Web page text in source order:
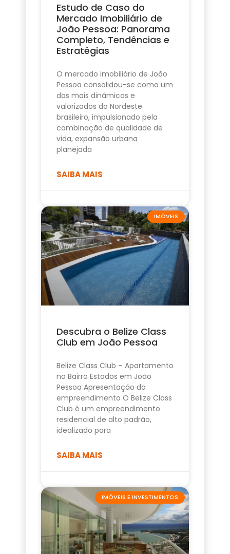
Estudo de Caso do
Mercado Imobiliário de
João Pessoa: Panorama
Completo, Tendências e
Estratégias
O mercado imobiliário de João
Pessoa consolidou-se como um
dos mais dinâmicos e
valorizados do Nordeste
brasileiro, impulsionado pela
combinação de qualidade de
vida, expansão urbana
planejada
SAIBA MAIS
IMÓVEIS
Descubra o Belize Class
Club em João Pessoa
Belize Class Club – Apartamento
no Bairro Estados em João
Pessoa Apresentação do
empreendimento O Belize Class
Club é um empreendimento
residencial de alto padrão,
idealizado para
SAIBA MAIS
IMÓVEIS E INVESTIMENTOS